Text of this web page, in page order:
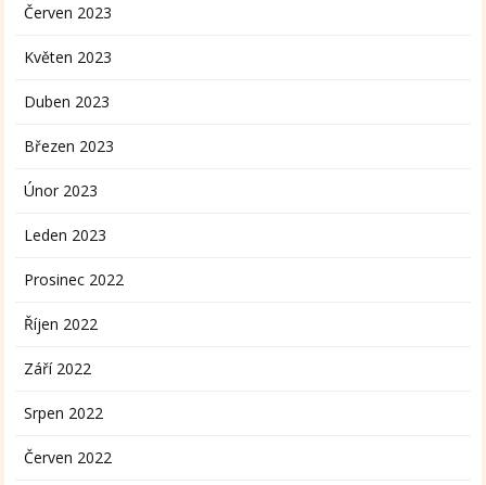
Červen 2023
Květen 2023
Duben 2023
Březen 2023
Únor 2023
Leden 2023
Prosinec 2022
Říjen 2022
Září 2022
Srpen 2022
Červen 2022